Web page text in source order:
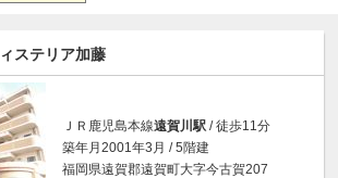
ステリア加藤
ＪＲ鹿児島本線遠賀川駅 / 徒歩11分
築年月2001年3月 / 5階建
福岡県遠賀郡遠賀町大字今古賀207